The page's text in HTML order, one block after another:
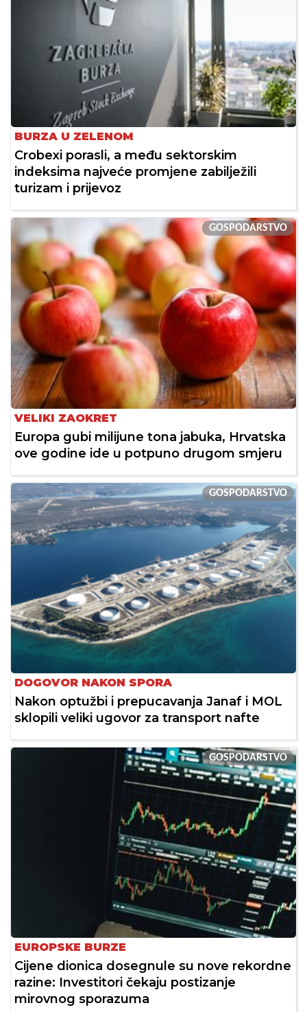
BURZA U ZELENOM
Crobexi porasli, a među sektorskim
indeksima najveće promjene zabilježili
turizam i prijevoz
GOSPODARSTVO
VELIKI ZAOKRET
Europa gubi milijune tona jabuka, Hrvatska
ove godine ide u potpuno drugom smjeru
GOSPODARSTVO
DOGOVOR NAKON SPORA
Nakon optužbi i prepucavanja Janaf i MOL
sklopili veliki ugovor za transport nafte
GOSPODARSTVO
EUROPSKE BURZE
Cijene dionica dosegnule su nove rekordne
razine: Investitori čekaju postizanje
mirovnog sporazuma